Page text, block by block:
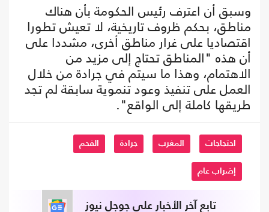
وسبق أن اعترف رئيس الحكومة بأن هناك
مناطق، بحكم ظروف تاريخية، لا تعيش تطورا
اقتصاديا على غرار مناطق أخرى، مشددا على
أن هذه "المناطق تحتاج إلى مزيد من
الاهتمام، وهذا ما سيتم في جرادة من خلال
العمل على تنفيذ وعود تنموية سابقة لم تجد
طريقها كاملة إلى الواقع".
احتجاجات المغرب جرادة الفحم
إضراب عام
تابع آخر الأخبار على جوجل نيوز